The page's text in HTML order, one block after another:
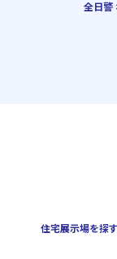
全日警
住宅展示場を探す